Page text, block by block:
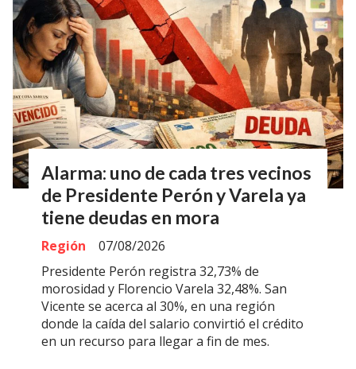
Alarma: uno de cada tres vecinos
de Presidente Perón y Varela ya
tiene deudas en mora
Región
07/08/2026
Presidente Perón registra 32,73% de
morosidad y Florencio Varela 32,48%. San
Vicente se acerca al 30%, en una región
donde la caída del salario convirtió el crédito
en un recurso para llegar a fin de mes.